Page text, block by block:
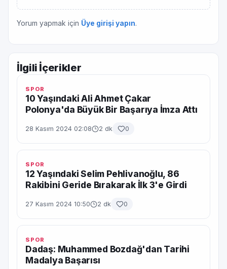
Yorum yapmak için Üye girişi yapın.
İlgili İçerikler
SPOR
10 Yaşındaki Ali Ahmet Çakar
Polonya'da Büyük Bir Başarıya İmza Attı
28 Kasım 2024 02:08 2 dk 0
SPOR
12 Yaşındaki Selim Pehlivanoğlu, 86
Rakibini Geride Bırakarak İlk 3'e Girdi
27 Kasım 2024 10:50 2 dk 0
SPOR
Dadaş: Muhammed Bozdağ'dan Tarihi
Madalya Başarısı